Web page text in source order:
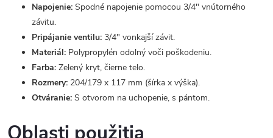
Napojenie: Spodné napojenie pomocou 3/4" vnútorného
závitu.
Pripájanie ventilu: 3/4" vonkajší závit.
Materiál: Polypropylén odolný voči poškodeniu.
Farba: Zelený kryt, čierne telo.
Rozmery: 204/179 x 117 mm (šírka x výška).
Otváranie: S otvorom na uchopenie, s pántom.
Oblasti použitia